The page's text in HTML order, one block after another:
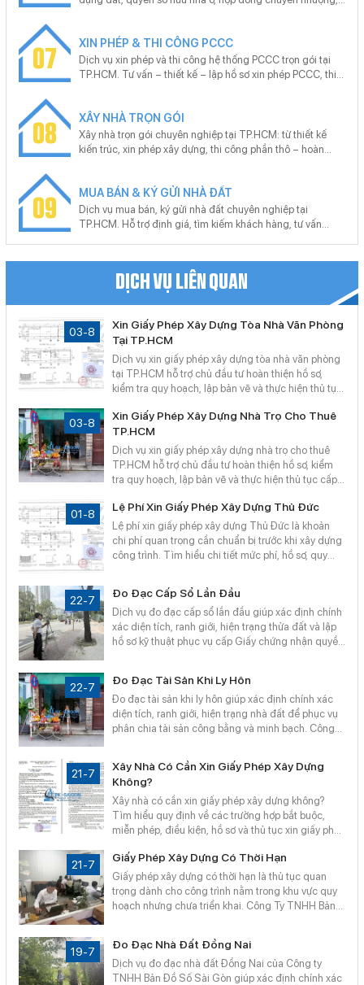
vẽ, hoàn công, mua bán, tách thửa, hợp thửa, sang tên,
đăng ký thế chấp, tra thông tin quy hoạch.
07
XIN PHÉP & THI CÔNG PCCC
Dịch vụ xin phép và thi công hệ thống PCCC trọn gói tại
TP.HCM. Tư vấn – thiết kế – lập hồ sơ xin phép PCCC, thi
chuẩn, không phát sinh, hỗ trợ trọn gói.
08
XÂY NHÀ TRỌN GÓI
Xây nhà trọn gói chuyên nghiệp tại TP.HCM: từ thiết kế
kiến trúc, xin phép xây dựng, thi công phần thô – hoàn
báo giá theo yêu cầu từng công trình.
09
MUA BÁN & KÝ GỬI NHÀ ĐẤT
Dịch vụ mua bán, ký gửi nhà đất chuyên nghiệp tại
TP.HCM. Hỗ trợ định giá, tìm kiếm khách hàng, tư vấn
tận nơi, không phát sinh chi phí.
DỊCH VỤ LIÊN QUAN
03-8
Xin Giấy Phép Xây Dựng Tòa Nhà Văn Phòng
Tại TP.HCM
Dịch vụ xin giấy phép xây dựng tòa nhà văn phòng
tại TP.HCM hỗ trợ chủ đầu tư hoàn thiện hồ sơ,
kiểm tra quy hoạch, lập bản vẽ và thực hiện thủ tục
Gòn tư vấn chuyên nghiệp, đảm bảo công trình
đúng quy định, tiết kiệm thời gian và hạn chế chi
phí phát sinh.
03-8
Xin Giấy Phép Xây Dựng Nhà Trọ Cho Thuê
TP.HCM
Dịch vụ xin giấy phép xây dựng nhà trọ cho thuê
TP.HCM hỗ trợ chủ đầu tư hoàn thiện hồ sơ, kiểm
tra quy hoạch, lập bản vẽ và thực hiện thủ tục cấp
Gòn tư vấn chuyên nghiệp, giúp đảm bảo công
trình xây dựng đúng quy định, tiết kiệm thời gian và
chi phí.
01-8
Lệ Phí Xin Giấy Phép Xây Dựng Thủ Đức
Lệ phí xin giấy phép xây dựng Thủ Đức là khoản
chi phí quan trọng cần chuẩn bị trước khi xây dựng
công trình. Tìm hiểu chi tiết mức phí, hồ sơ, quy
phép xây dựng nhanh chóng, chính xác, đúng quy
định.
22-7
Đo Đạc Cấp Sổ Lần Đầu
Dịch vụ đo đạc cấp sổ lần đầu giúp xác định chính
xác diện tích, ranh giới, hiện trạng thửa đất và lập
hồ sơ kỹ thuật phục vụ cấp Giấy chứng nhận quyền
chóng, chính xác, đúng quy định.
22-7
Đo Đạc Tài Sản Khi Ly Hôn
Đo đạc tài sản khi ly hôn giúp xác định chính xác
diện tích, ranh giới, hiện trạng nhà đất để phục vụ
phân chia tài sản công bằng và minh bạch. Công
nhanh chóng, chính xác, đúng quy định.
21-7
Xây Nhà Có Cần Xin Giấy Phép Xây Dựng
Không?
Xây nhà có cần xin giấy phép xây dựng không?
Tìm hiểu quy định về các trường hợp bắt buộc,
miễn phép, điều kiện, hồ sơ và thủ tục xin giấy phép
Gòn hỗ trợ kiểm tra quy hoạch, tư vấn và thực hiện
hồ sơ nhanh chóng, đúng quy định.
21-7
Giấy Phép Xây Dựng Có Thời Hạn
Giấy phép xây dựng có thời hạn là thủ tục quan
trọng dành cho công trình nằm trong khu vực quy
hoạch nhưng chưa triển khai. Công Ty TNHH Bản
phép xây dựng có thời hạn nhanh chóng, đúng quy
định.
19-7
Đo Đạc Nhà Đất Đồng Nai
Dịch vụ đo đạc nhà đất Đồng Nai của Công ty
TNHH Bản Đồ Số Sài Gòn giúp xác định chính xác